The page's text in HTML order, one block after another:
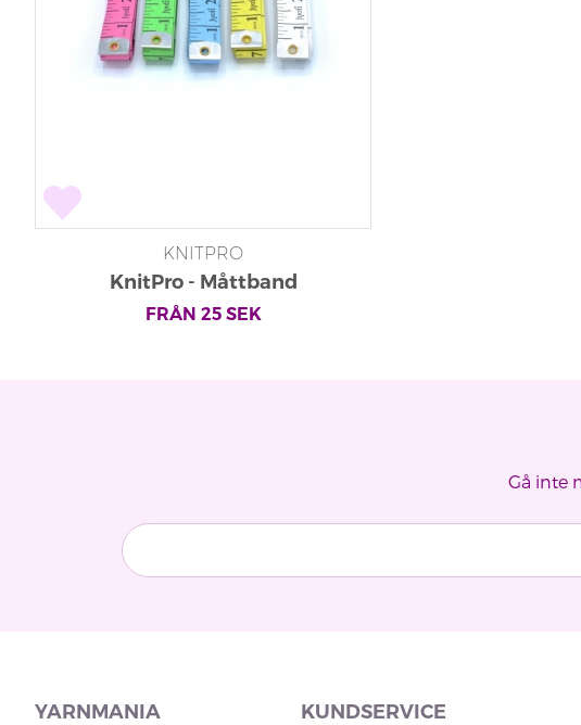
KNITPRO
KnitPro - Måttband
FRÅN 25SEK
Gå inte
YARNMANIA KUNDSERVICE